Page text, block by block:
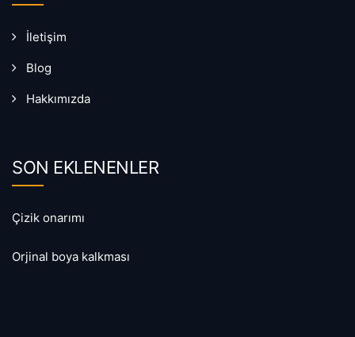
İletişim
Blog
Hakkımızda
SON EKLENENLER
Çizik onarımı
Orjinal boya kalkması